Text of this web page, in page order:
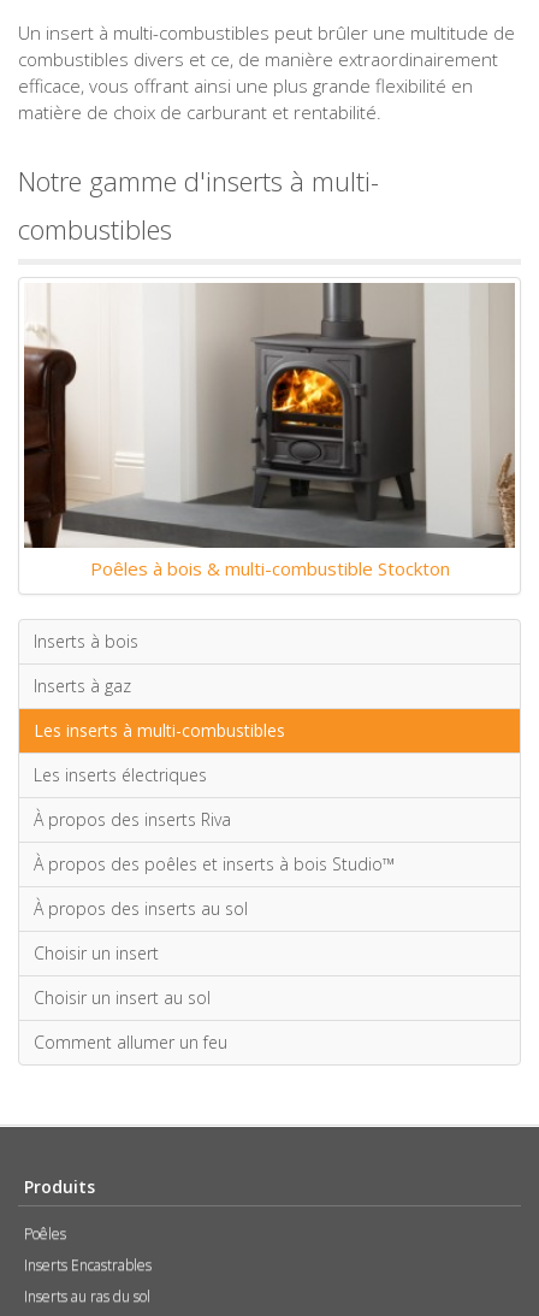
Un insert à multi-combustibles peut brûler une multitude de
combustibles divers et ce, de manière extraordinairement
efficace, vous offrant ainsi une plus grande flexibilité en
matière de choix de carburant et rentabilité.
Notre gamme d'inserts à multi-
combustibles
Poêles à bois & multi-combustible Stockton
Inserts à bois
Inserts à gaz
Les inserts à multi-combustibles
Les inserts électriques
À propos des inserts Riva
À propos des poêles et inserts à bois Studio™
À propos des inserts au sol
Choisir un insert
Choisir un insert au sol
Comment allumer un feu
Produits
Poêles
Inserts Encastrables
Inserts au ras du sol